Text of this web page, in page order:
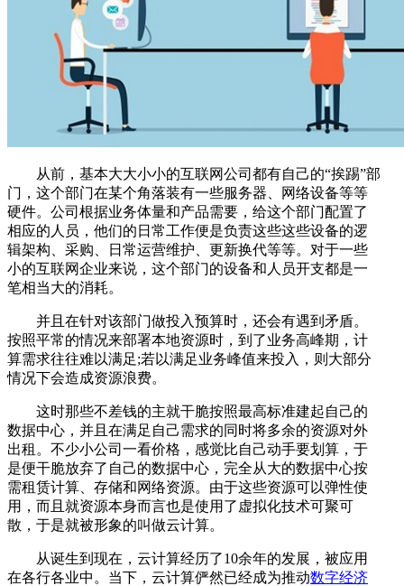
从前，基本大大小小的互联网公司都有自己的“挨踢”部
门，这个部门在某个角落装有一些服务器、网络设备等等
硬件。公司根据业务体量和产品需要，给这个部门配置了
相应的人员，他们的日常工作便是负责这些这些设备的逻
辑架构、采购、日常运营维护、更新换代等等。对于一些
小的互联网企业来说，这个部门的设备和人员开支都是一
笔相当大的消耗。
并且在针对该部门做投入预算时，还会有遇到矛盾。
按照平常的情况来部署本地资源时，到了业务高峰期，计
算需求往往难以满足;若以满足业务峰值来投入，则大部分
情况下会造成资源浪费。
这时那些不差钱的主就干脆按照最高标准建起自己的
数据中心，并且在满足自己需求的同时将多余的资源对外
出租。不少小公司一看价格，感觉比自己动手要划算，于
是便干脆放弃了自己的数据中心，完全从大的数据中心按
需租赁计算、存储和网络资源。由于这些资源可以弹性使
用，而且就资源本身而言也是使用了虚拟化技术可聚可
散，于是就被形象的叫做云计算。
从诞生到现在，云计算经历了10余年的发展，被应用
在各行各业中。当下，云计算俨然已经成为推动数字经济